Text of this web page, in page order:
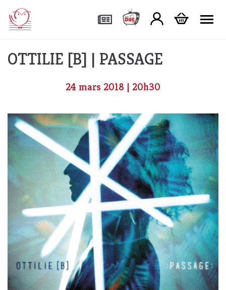
OTTILIE [B] | PASSAGE
24 mars 2018 | 20h30